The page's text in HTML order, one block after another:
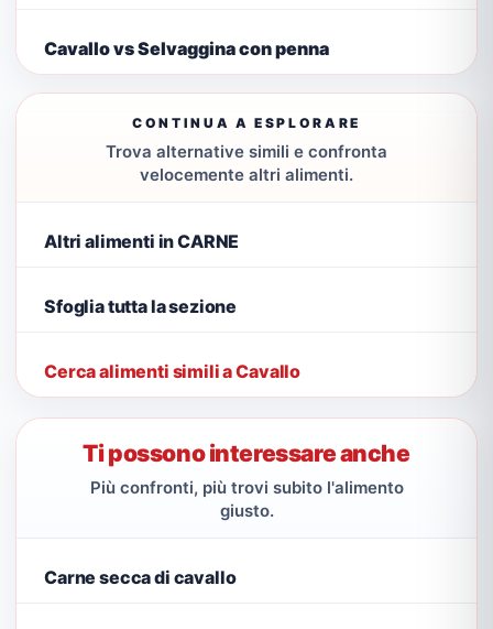
Cavallo vs Selvaggina con penna
CONTINUA A ESPLORARE
Trova alternative simili e confronta
velocemente altri alimenti.
Altri alimenti in CARNE
Sfoglia tutta la sezione
Cerca alimenti simili a Cavallo
Ti possono interessare anche
Più confronti, più trovi subito l'alimento
giusto.
Carne secca di cavallo